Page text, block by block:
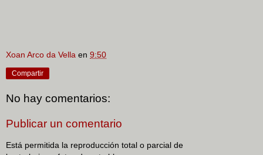
Xoan Arco da Vella en 9:50
Compartir
No hay comentarios:
Publicar un comentario
Está permitida la reproducción total o parcial de